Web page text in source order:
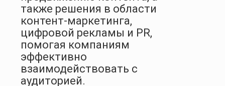
также решения в области
контент-маркетинга,
цифровой рекламы и PR,
помогая компаниям
эффективно
взаимодействовать с
аудиторией.